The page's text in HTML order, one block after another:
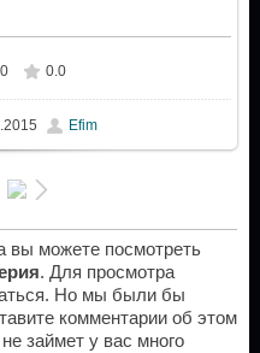
0 0.0
Efim
вы можете посмотреть
. Для просмотра
Но мы были бы
комментарии об этом
займет у вас много